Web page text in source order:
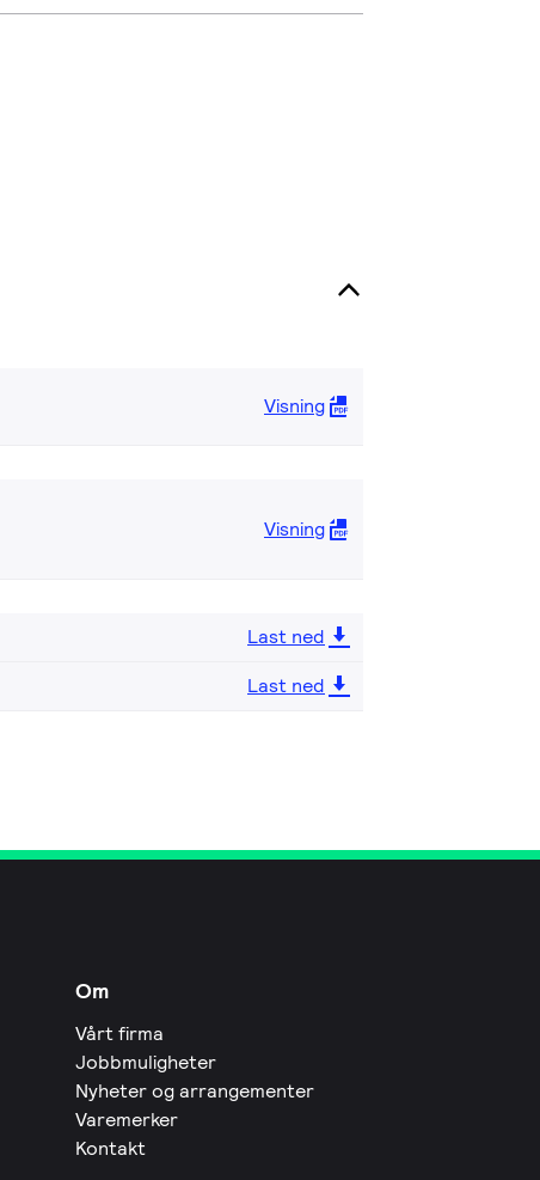
Visning
Visning
Last ned
Last ned
Om
Vårt firma
Jobbmuligheter
Nyheter og arrangementer
Varemerker
Kontakt